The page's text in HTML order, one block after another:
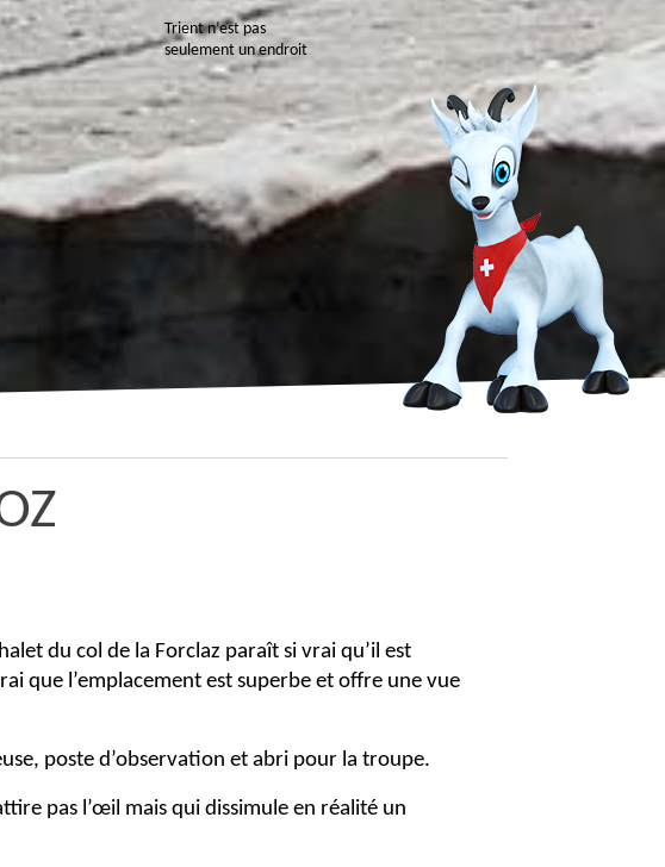
Trient n’est pas
seulement un endroit
te
du col de la Forclaz paraît si vrai qu’il est
que l’emplacement est superbe et offre une vue
poste d’observation et abri pour la troupe.
pas l’œil mais qui dissimule en réalité un